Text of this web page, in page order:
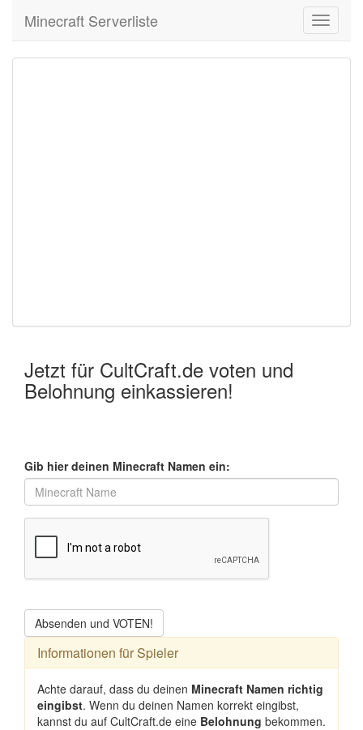
Toggle
Minecraft Serverliste
Jetzt für CultCraft.de voten und
Belohnung einkassieren!
Gib hier deinen Minecraft Namen ein:
Absenden und VOTEN!
Informationen für Spieler
Achte darauf, dass du deinen Minecraft Namen richtig
eingibst. Wenn du deinen Namen korrekt eingibst,
kannst du auf CultCraft.de eine Belohnung bekommen.